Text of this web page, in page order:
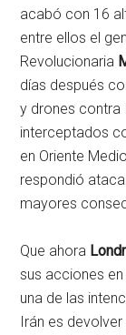
acabó con 16
entre ellos el
Revolucionaria
días después
y drones contra
interceptados
en Oriente
respondió
mayores
Que ahora
sus acciones en
una de las
Irán es